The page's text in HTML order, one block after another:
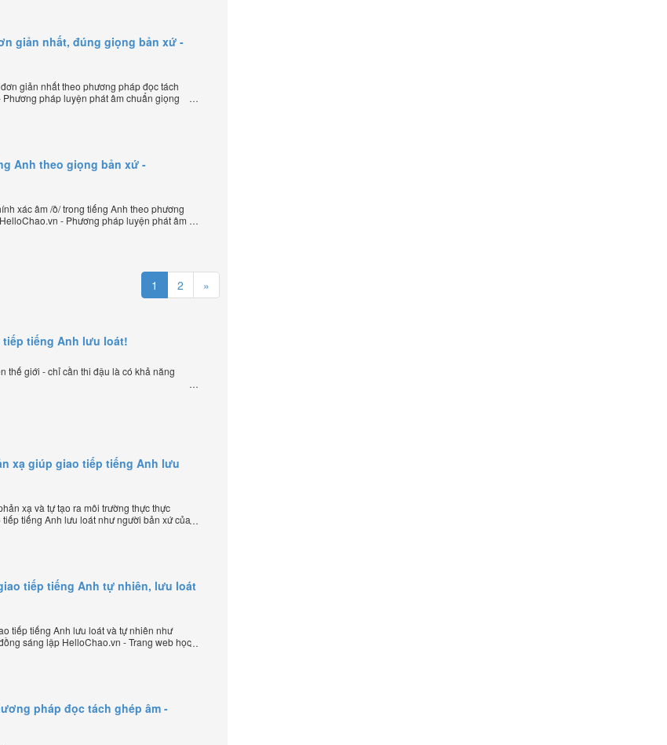
giản nhất, đúng giọng bản xứ -
giản nhất theo phương pháp đọc tách
pháp luyện phát âm chuẩn giọng
Anh theo giọng bản xứ -
xác âm /ð/ trong tiếng Anh theo phương
- Phương pháp luyện phát âm
1 2 »
tiếp tiếng Anh lưu loát!
thế giới - chỉ cần thi đậu là có khả năng
xạ giúp giao tiếp tiếng Anh lưu
xạ và tự tạo ra môi trường thực thực
tiếng Anh lưu loát như người bản xứ của
tiếp tiếng Anh tự nhiên, lưu loát
tiếp tiếng Anh lưu loát và tự nhiên như
sáng lập HelloChao.vn - Trang web học
pháp đọc tách ghép âm -